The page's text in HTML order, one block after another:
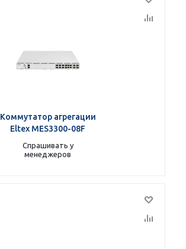
Коммутатор агрегации
Eltex MES3300-08F
Спрашивать у
менеджеров